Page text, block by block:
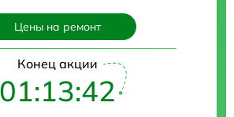
Цены на ремонт
Конец акции
01:13:41